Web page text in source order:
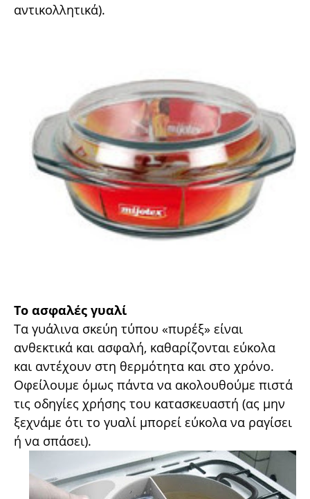
αντικολλητικά).
Το ασφαλές γυαλί
Τα γυάλινα σκεύη τύπου «πυρέξ» είναι
ανθεκτικά και ασφαλή, καθαρίζονται εύκολα
και αντέχουν στη θερµότητα και στο χρόνο.
Οφείλουµε όµως πάντα να ακολουθούµε πιστά
τις οδηγίες χρήσης του κατασκευαστή (ας µην
ξεχνάµε ότι το γυαλί µπορεί εύκολα να ραγίσει
ή να σπάσει).